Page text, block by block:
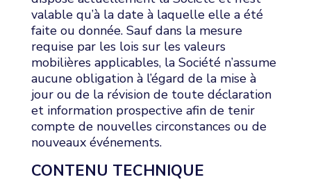
valable qu’à la date à laquelle elle a été
faite ou donnée. Sauf dans la mesure
requise par les lois sur les valeurs
mobilières applicables, la Société n’assume
aucune obligation à l’égard de la mise à
jour ou de la révision de toute déclaration
et information prospective afin de tenir
compte de nouvelles circonstances ou de
nouveaux événements.
CONTENU TECHNIQUE